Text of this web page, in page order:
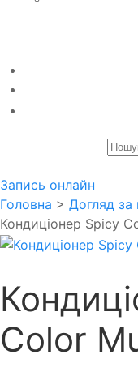
Запись онлайн
Головна > Догляд за
Кондиціонер Spicy
Color